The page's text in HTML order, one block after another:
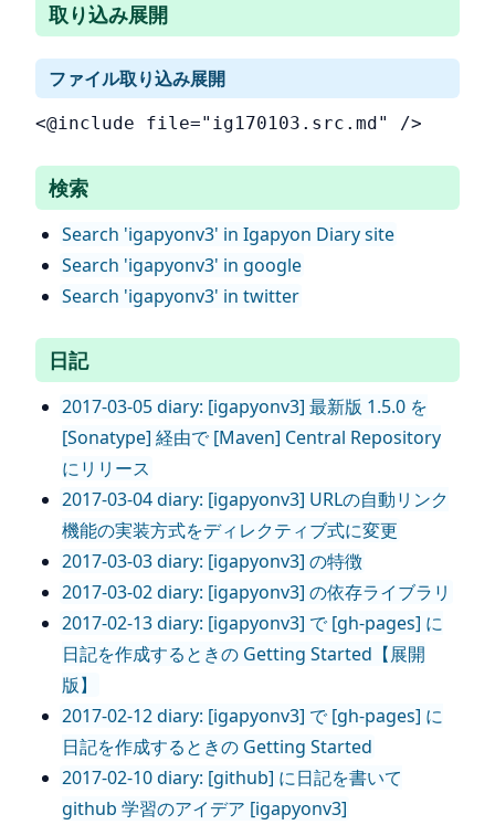
取り込み展開
ファイル取り込み展開
<@include file="ig170103.src.md" />
検索
Search 'igapyonv3' in Igapyon Diary site
Search 'igapyonv3' in google
Search 'igapyonv3' in twitter
日記
2017-03-05 diary: [igapyonv3] 最新版 1.5.0 を
[Sonatype] 経由で [Maven] Central Repository
にリリース
2017-03-04 diary: [igapyonv3] URLの自動リンク
機能の実装方式をディレクティブ式に変更
2017-03-03 diary: [igapyonv3] の特徴
2017-03-02 diary: [igapyonv3] の依存ライブラリ
2017-02-13 diary: [igapyonv3] で [gh-pages] に
日記を作成するときの Getting Started【展開
版】
2017-02-12 diary: [igapyonv3] で [gh-pages] に
日記を作成するときの Getting Started
2017-02-10 diary: [github] に日記を書いて
github 学習のアイデア [igapyonv3]